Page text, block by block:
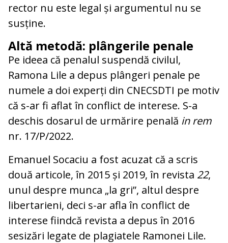
rector nu este legal și argumentul nu se
susține.
Altă metodă: plângerile penale
Pe ideea că penalul suspendă civilul,
Ramona Lile a depus plângeri penale pe
numele a doi experți din CNECSDTI pe motiv
că s-ar fi aflat în conflict de interese. S-a
deschis dosarul de urmărire penală in rem
nr. 17/P/2022.
Emanuel Socaciu a fost acuzat că a scris
două articole, în 2015 și 2019, în revista 22,
unul despre munca „la gri”, altul despre
libertarieni, deci s-ar afla în conflict de
interese fiindcă revista a depus în 2016
sesizări legate de plagiatele Ramonei Lile.